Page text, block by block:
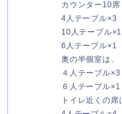
カウンター10席
4人テーブル×3
10人テーブル×1
6人テーブル×1
奥の半個室は、
４人テーブル×3
６人テーブル×1
トイレ近くの席は